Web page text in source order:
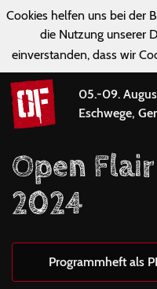
Cookies helfen uns bei der
die Nutzung unserer
einverstanden, dass wir
05.-09.
Eschwege,
Open
2024
Programmheft als